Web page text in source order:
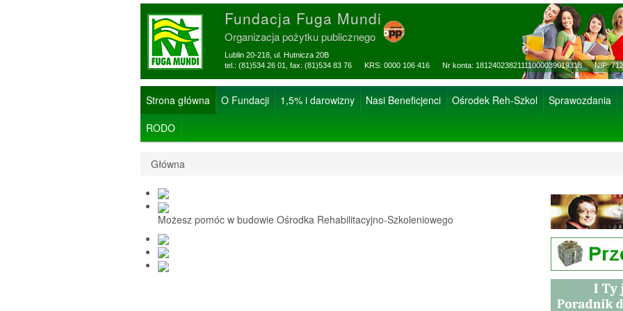
Fundacja Fuga Mundi
Organizacja pożytku publicznego
Lublin 20-218, ul. Hutnicza 20B
tel.: (81)534 26 01, fax: (81)534 83 76 KRS: 0000 106 416 Nr konta: 18124023821111000039019318 NIP:
Strona główna O Fundacji 1,5% i darowizny Nasi Beneficjenci Ośrodek Reh-Szkol Sprawozdania
RODO
Główna
Możesz pomóc w budowie Ośrodka Rehabilitacyjno-Szkoleniowego